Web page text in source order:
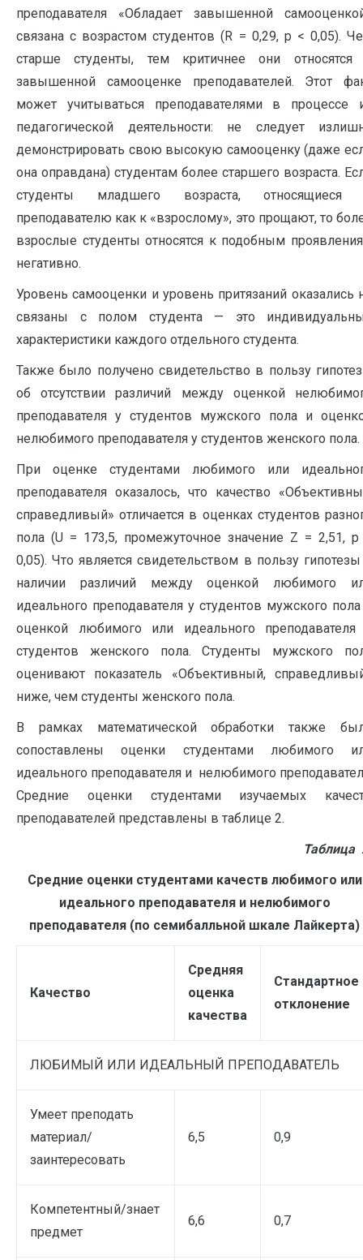
преподавателя «Обладает завышенной
связана с возрастом студентов (R = 0,29, p < 0,05).
старше студенты, тем критичнее они относятся
завышенной самооценке преподавателей. Этот
может учитываться преподавателями в процессе
педагогической деятельности: не следует
демонстрировать свою высокую самооценку (даже
она оправдана) студентам более старшего возраста.
студенты младшего возраста, относящиеся
преподавателю как к «взрослому», это прощают, то
взрослые студенты относятся к подобным
негативно.
Уровень самооценки и уровень притязаний оказались
связаны с полом студента — это
характеристики каждого отдельного студента.
Также было получено свидетельство в пользу
об отсутствии различий между оценкой
преподавателя у студентов мужского пола и
нелюбимого преподавателя у студентов женского пола.
При оценке студентами любимого или
преподавателя оказалось, что качество
справедливый» отличается в оценках студентов
пола (U = 173,5, промежуточное значение Z = 2,51,
0,05). Что является свидетельством в пользу
наличии различий между оценкой любимого
идеального преподавателя у студентов мужского
оценкой любимого или идеального
студентов женского пола. Студенты мужского
оценивают показатель «Объективный,
ниже, чем студенты женского пола.
В рамках математической обработки также
сопоставлены оценки студентами любимого
идеального преподавателя и нелюбимого
Средние оценки студентами изучаемых
преподавателей представлены в таблице 2.
Таблица
Средние оценки студентами качеств любимого или
идеального преподавателя и нелюбимого
преподавателя (по семибалльной шкале Лайкерта)
Качество
Средняя
оценка
качества
Стандартное
отклонение
ЛЮБИМЫЙ ИЛИ ИДЕАЛЬНЫЙ ПРЕПОДАВАТЕЛЬ
Умеет преподать
материал/
заинтересовать
6,5 0,9
Компетентный/знает
предмет
6,6 0,7